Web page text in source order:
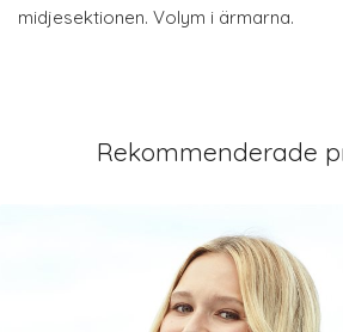
midjesektionen. Volym i ärmarna.
Rekommenderade